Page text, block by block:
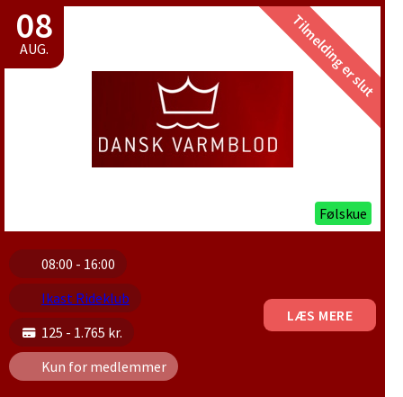
08
AUG. Tilmelding er slut
Følskue
08:00 - 16:00
Ikast Rideklub
125 - 1.765 kr.
Kun for medlemmer
LÆS MERE